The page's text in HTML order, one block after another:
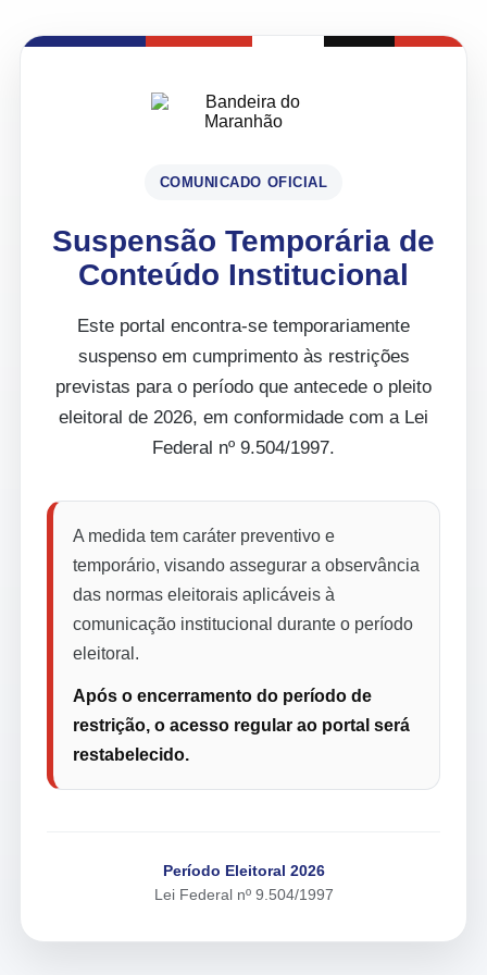
COMUNICADO OFICIAL
Suspensão Temporária de
Conteúdo Institucional
Este portal encontra-se temporariamente
suspenso em cumprimento às restrições
previstas para o período que antecede o pleito
eleitoral de 2026, em conformidade com a Lei
Federal nº 9.504/1997.
A medida tem caráter preventivo e
temporário, visando assegurar a observância
das normas eleitorais aplicáveis à
comunicação institucional durante o período
eleitoral.
Após o encerramento do período de
restrição, o acesso regular ao portal será
restabelecido.
Período Eleitoral 2026
Lei Federal nº 9.504/1997